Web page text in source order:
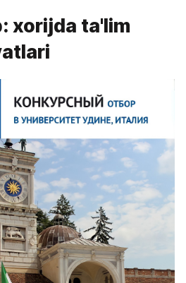
xorijda ta'lim